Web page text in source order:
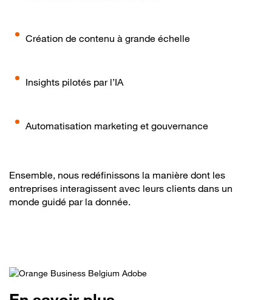
Création de contenu à grande échelle
Insights pilotés par l’IA
Automatisation marketing et gouvernance
Ensemble, nous redéfinissons la manière dont les
entreprises interagissent avec leurs clients dans un
monde guidé par la donnée.